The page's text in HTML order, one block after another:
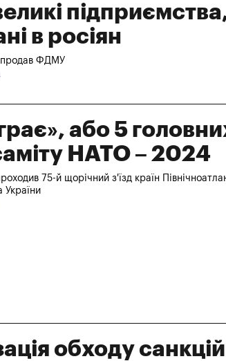
в росіян
продав ФДМУ
або 5
НАТО – 2024
75-й щорічний з'їзд країн
України
обходу